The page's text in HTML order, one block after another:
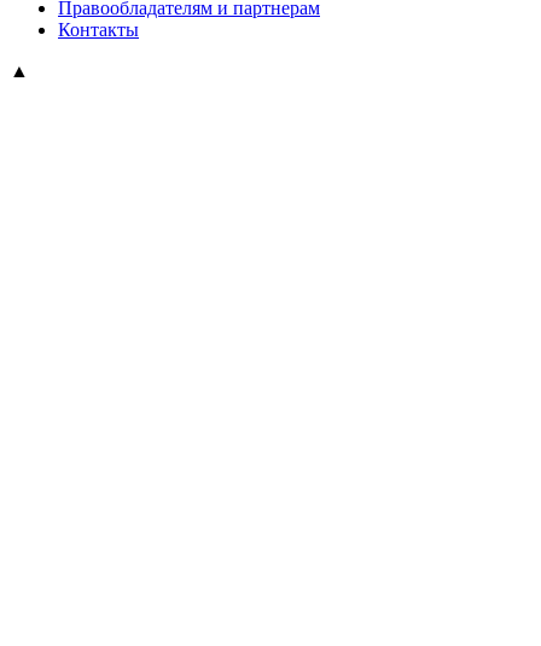
Правообладателям и партнерам
Контакты
▲